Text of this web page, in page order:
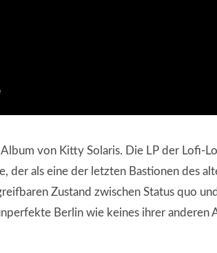
Album von Kitty Solaris. Die LP der Lofi-
der als eine der letzten Bastionen des
Zustand zwischen Status quo
Berlin wie keines ihrer anderen